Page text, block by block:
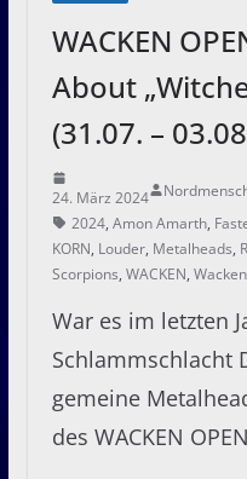
WACKEN
About
(31.07. –
24. März 2024
2024, Amon Amarth,
KORN, Louder, Metalheads,
Scorpions, WACKEN,
War es im letzten
Schlammschlacht
gemeine
des WACKEN